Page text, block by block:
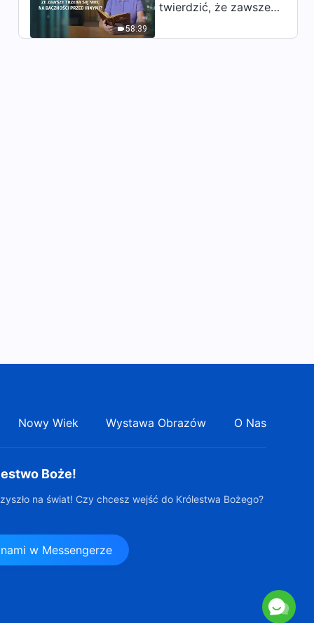
58:39
twierdzić, że zawsze
baczności przed
Nowy Wiek Wystawa Obrazów O Nas
Boże!
na świat! Czy chcesz wejść do Królestwa Bożego?
w Messengerze